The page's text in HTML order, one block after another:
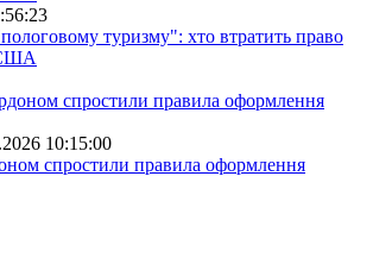
туризму": хто втратить право
США
10:15:00
спростили правила оформлення